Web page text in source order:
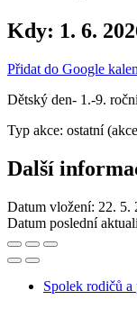
Kdy: 1. 6.
Přidat do Google
Dětský den- 1.-9.
Typ akce: ostatní
Další
Datum vložení: 22. 5.
Datum poslední
Spolek rodičů a